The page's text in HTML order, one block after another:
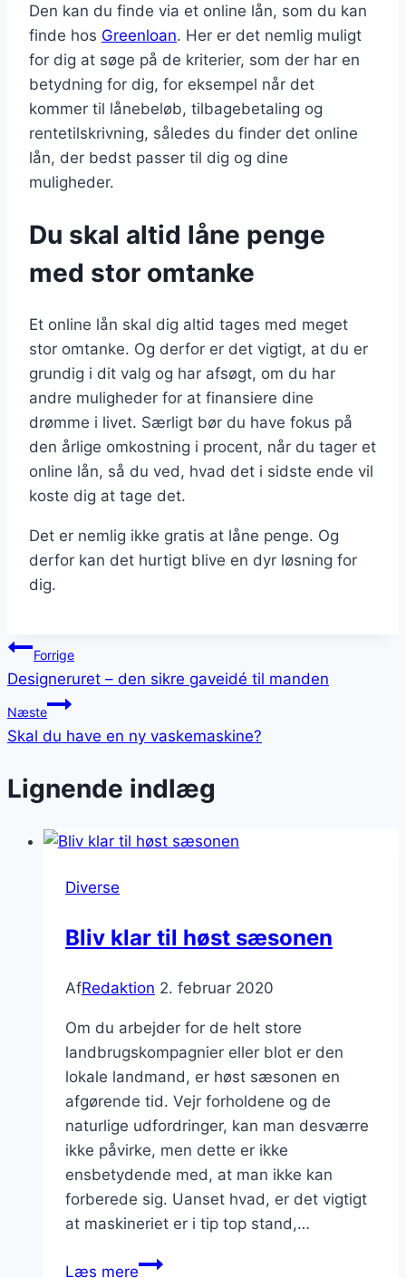
Den kan du finde via et online lån, som du kan
finde hos Greenloan. Her er det nemlig muligt
for dig at søge på de kriterier, som der har en
betydning for dig, for eksempel når det
kommer til lånebeløb, tilbagebetaling og
rentetilskrivning, således du finder det online
lån, der bedst passer til dig og dine
muligheder.
Du skal altid låne penge
med stor omtanke
Et online lån skal dig altid tages med meget
stor omtanke. Og derfor er det vigtigt, at du er
grundig i dit valg og har afsøgt, om du har
andre muligheder for at finansiere dine
drømme i livet. Særligt bør du have fokus på
den årlige omkostning i procent, når du tager et
online lån, så du ved, hvad det i sidste ende vil
koste dig at tage det.
Det er nemlig ikke gratis at låne penge. Og
derfor kan det hurtigt blive en dyr løsning for
dig.
Indlægsnavigation
Forrige
Designeruret – den sikre gaveidé til manden
Næste
Skal du have en ny vaskemaskine?
Lignende indlæg
Diverse
Bliv klar til høst sæsonen
AfRedaktion 2. februar 2020
Om du arbejder for de helt store
landbrugskompagnier eller blot er den
lokale landmand, er høst sæsonen en
afgørende tid. Vejr forholdene og de
naturlige udfordringer, kan man desværre
ikke påvirke, men dette er ikke
ensbetydende med, at man ikke kan
forberede sig. Uanset hvad, er det vigtigt
at maskineriet er i tip top stand,…
Læs mereBliv